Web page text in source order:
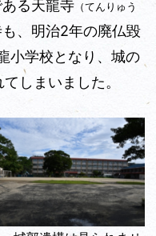
ある天龍寺 （てんりゅう
、明治2年の廃仏毀
小学校となり、城の
しまいました。